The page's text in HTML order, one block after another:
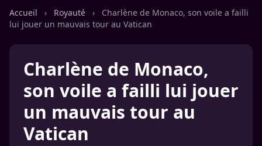
Accueil › Royauté ›
Charlène de Monaco, son voile a failli
lui jouer un mauvais tour au Vatican
Charlène de Monaco,
son voile a failli lui jouer
un mauvais tour au
Vatican